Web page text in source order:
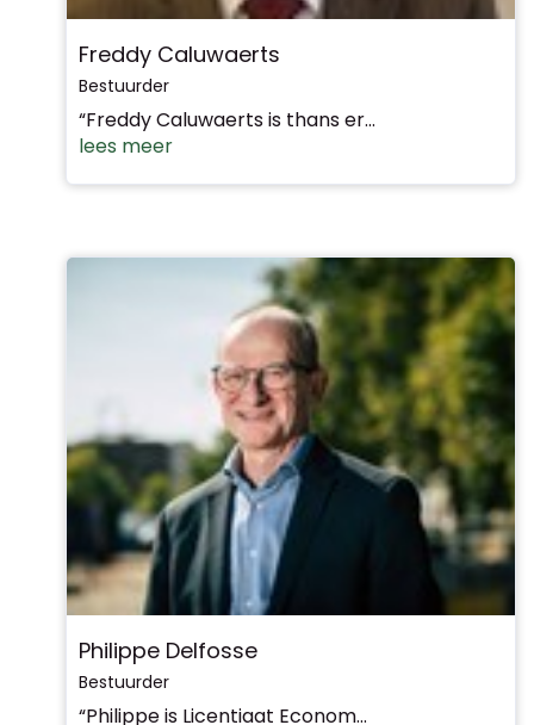
Freddy Caluwaerts
Bestuurder
“Freddy Caluwaerts is thans er...
lees meer
Philippe Delfosse
Bestuurder
“Philippe is Licentiaat Econom...